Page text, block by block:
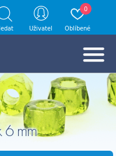
6 mm
Hledat Uživatel
0
Oblíbené